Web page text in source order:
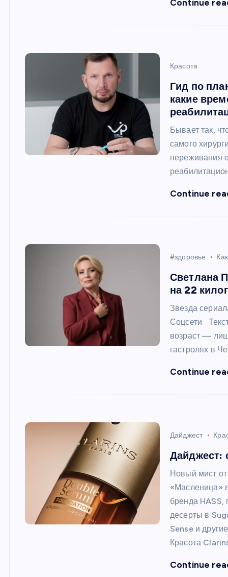
Continue
Красота
Гид по
какие
Бывает так,
самого
переживания
Continue
#здоровье
Светлана
на 22
Звезда
Соцсети
возраст —
гастролях в
Continue
Дайджест
Дайджест:
Новый мист
«Масленица»
бренда
десерты в
Sense и
Красота
Continue